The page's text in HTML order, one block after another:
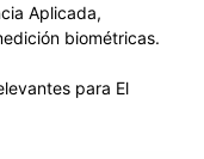
Aplicada,
biométricas.
para El